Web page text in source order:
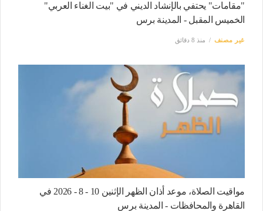
"مقامات" يحتفي بالإنشاد الديني في "بيت الغناء العربي"
الخميس المقبل - المدينة برس
غير مصنف منذ 8 دقائق
مواقيت الصلاة، موعد أذان الظهر الإثنين 10 - 8 - 2026 في
القاهرة والمحافظات - المدينة برس